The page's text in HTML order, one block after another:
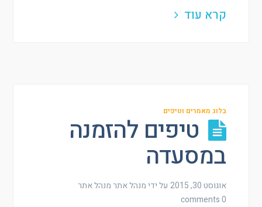
קרא עוד
בלוג מאמרים וטיפים
טיפים להזמנה
במסעדה
אוגוסט 30, 2015 על ידי מנהל אתרמנהל אתר
0 comments